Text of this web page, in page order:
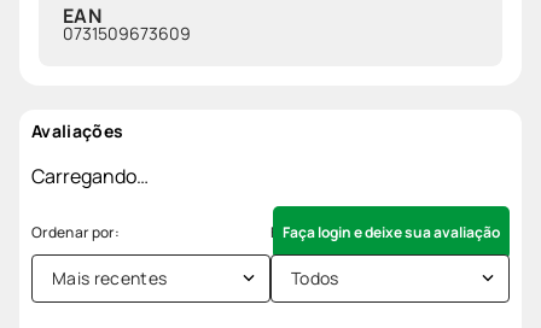
EAN
0731509673609
Avaliações
Carregando…
Faça login e deixe sua avaliação
Mais recentes Todos